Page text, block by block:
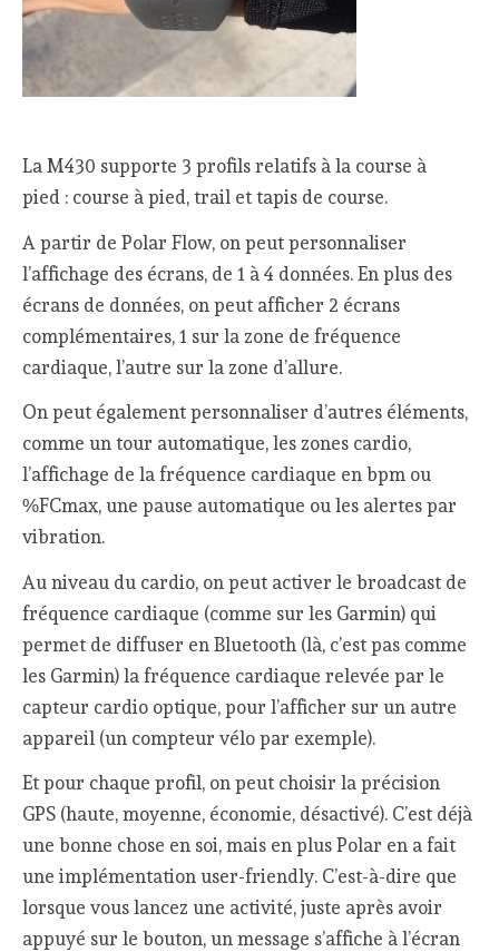
La M430 supporte 3 profils relatifs à la course à
pied : course à pied, trail et tapis de course.
A partir de Polar Flow, on peut personnaliser
l’affichage des écrans, de 1 à 4 données. En plus des
écrans de données, on peut afficher 2 écrans
complémentaires, 1 sur la zone de fréquence
cardiaque, l’autre sur la zone d’allure.
On peut également personnaliser d’autres éléments,
comme un tour automatique, les zones cardio,
l’affichage de la fréquence cardiaque en bpm ou
%FCmax, une pause automatique ou les alertes par
vibration.
Au niveau du cardio, on peut activer le broadcast de
fréquence cardiaque (comme sur les Garmin) qui
permet de diffuser en Bluetooth (là, c’est pas comme
les Garmin) la fréquence cardiaque relevée par le
capteur cardio optique, pour l’afficher sur un autre
appareil (un compteur vélo par exemple).
Et pour chaque profil, on peut choisir la précision
GPS (haute, moyenne, économie, désactivé). C’est déjà
une bonne chose en soi, mais en plus Polar en a fait
une implémentation user-friendly. C’est-à-dire que
lorsque vous lancez une activité, juste après avoir
appuyé sur le bouton, un message s’affiche à l’écran